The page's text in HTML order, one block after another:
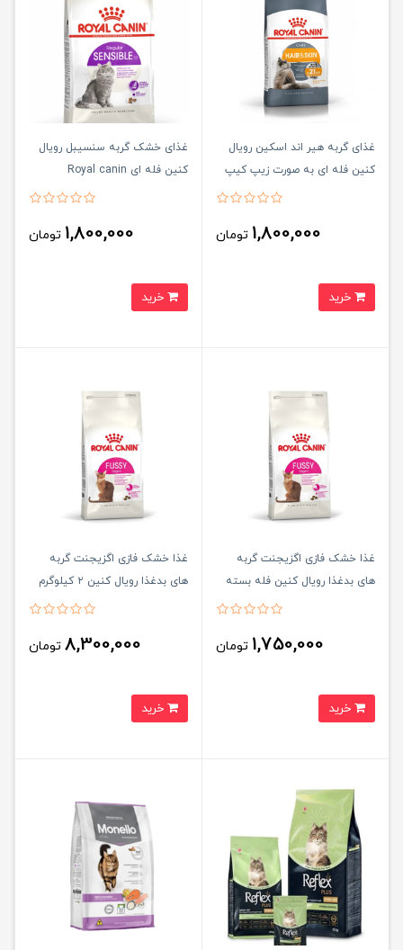
غذای گربه هیر اند اسکین رویال
کنین فله ای به صورت زیپ کیپ
1,800,000 تومان
غذای خشک گربه سنسیبل رویال
کنین فله ای Royal canin
1,800,000 تومان
غذا خشک فازی اگزیجنت گربه
های بدغذا رویال کنین فله بسته
بندی زیپ کیپ Royal canine
1,750,000 تومان
غذا خشک فازی اگزیجنت گربه
های بدغذا رویال کنین ۲ کیلوگرم
Royal canine Fussy exigent
8,300,000 تومان